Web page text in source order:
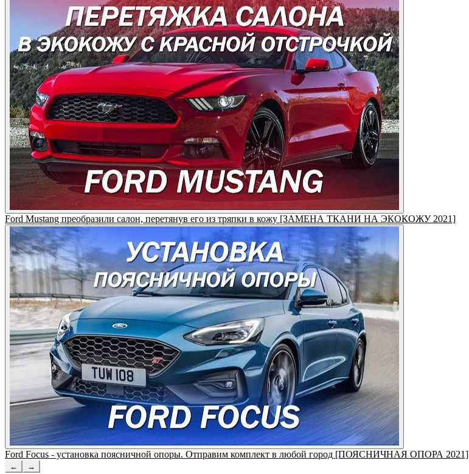
Ford Mustang преобразили салон, перетянув его из тряпки в кожу [ЗАМЕНА ТКАНИ НА ЭКОКОЖУ 2021]
Ford Focus - установка поясничной опоры. Отправим комплект в любой город [ПОЯСНИЧНАЯ ОПОРА 2021]
← →